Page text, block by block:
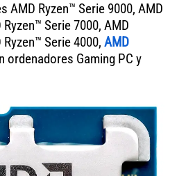
Ryzen™ Serie 9000, AMD
Serie 7000, AMD
Serie 4000, AMD
ordenadores Gaming PC y